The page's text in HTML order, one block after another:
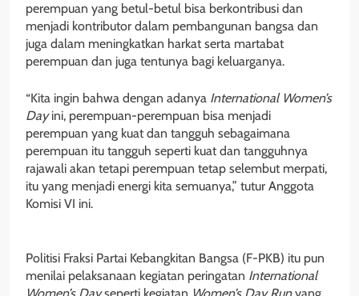
perempuan yang betul-betul bisa berkontribusi dan
menjadi kontributor dalam pembangunan bangsa dan
juga dalam meningkatkan harkat serta martabat
perempuan dan juga tentunya bagi keluarganya.
“Kita ingin bahwa dengan adanya International Women’s
Dayini, perempuan-perempuan bisa menjadi
perempuan yang kuat dan tangguh sebagaimana
perempuan itu tangguh seperti kuat dan tangguhnya
rajawali akan tetapi perempuan tetap selembut merpati,
itu yang menjadi energi kita semuanya,” tutur Anggota
Komisi VI ini.
Politisi Fraksi Partai Kebangkitan Bangsa (F-PKB) itu pun
menilai pelaksanaan kegiatan peringatan International